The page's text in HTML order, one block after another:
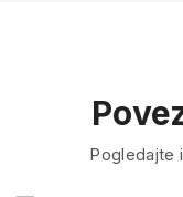
Pogledajte